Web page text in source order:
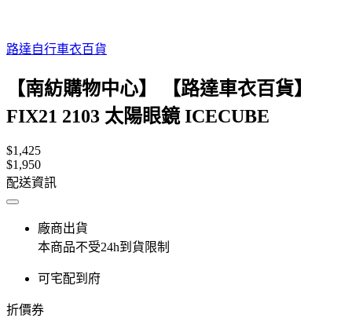
路達自行車衣百貨
【南紡購物中心】 【路達車衣百貨】
FIX21 2103 太陽眼鏡 ICECUBE
$1,425
$1,950
配送資訊
廠商出貨
本商品不受24h到貨限制
可宅配到府
折價券